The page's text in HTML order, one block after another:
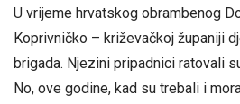
U vrijeme hrvatskog obrambenog
Koprivničko – križevačkoj županiji
brigada. Njezini pripadnici ratovali
No, ove godine, kad su trebali i